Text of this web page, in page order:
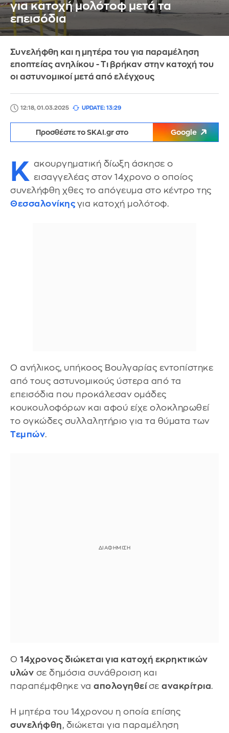
για κατοχή μολότοφ μετά τα
επεισόδια
Συνελήφθη και η μητέρα του για παραμέληση
εποπτείας ανηλίκου - Τι βρήκαν στην κατοχή του
οι αστυνομικοί μετά από ελέγχους
12:18, 01.03.2025 UPDATE: 13:29
Προσθέστε το SKAI.gr στο Google
Κ ακουργηματική δίωξη άσκησε ο
εισαγγελέας στον 14χρονο ο οποίος
συνελήφθη χθες το απόγευμα στο κέντρο της
Θεσσαλονίκης για κατοχή μολότοφ.
Ο ανήλικος, υπήκοος Βουλγαρίας εντοπίστηκε
από τους αστυνομικούς ύστερα από τα
επεισόδια που προκάλεσαν ομάδες
κουκουλοφόρων και αφού είχε ολοκληρωθεί
το ογκώδες συλλαλητήριο για τα θύματα των
Τεμπών.
Ο 14χρονος διώκεται για κατοχή εκρηκτικών
υλών σε δημόσια συνάθροιση και
παραπέμφθηκε να απολογηθείσε ανακρίτρια.
Η μητέρα του 14χρονου η οποία επίσης
συνελήφθη, διώκεται για παραμέληση